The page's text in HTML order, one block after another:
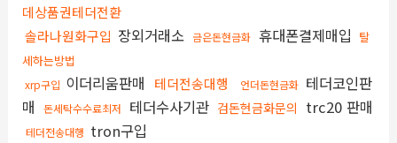
데상품권테더전환
솔라나원화구입 장외거래소 금은돈현금화 휴대폰결제매입 탈
세하는방법
xrp구입 이더리움판매 테더전송대행 언더돈현금화 테더코인판
매
돈세탁수수료최저 테더수사기관 검돈현금화문의 trc20 판매
테더전송대행 tron구입